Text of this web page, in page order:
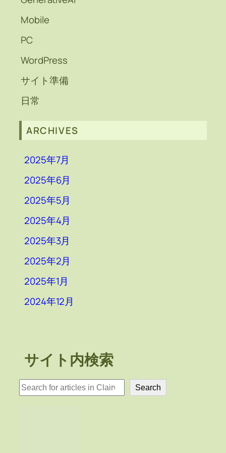
Mobile
PC
WordPress
サイト準備
日常
ARCHIVES
2025年7月
2025年6月
2025年5月
2025年4月
2025年3月
2025年2月
2025年1月
2024年12月
サイト内検索
検
索
Search